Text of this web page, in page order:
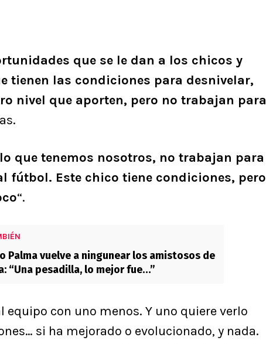
que se le dan a los chicos y
tienen las condiciones para desnivelar,
nivel que aporten, pero no trabajan para
que tenemos nosotros, no trabajan para
fútbol. Este chico tiene condiciones, pero
“.
Palma vuelve a ningunear los amistosos de
“Una pesadilla, lo mejor fue…”
equipo con uno menos. Y uno quiere verlo
si ha mejorado o evolucionado, y nada.